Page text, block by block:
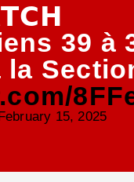
39 à
15, 2025